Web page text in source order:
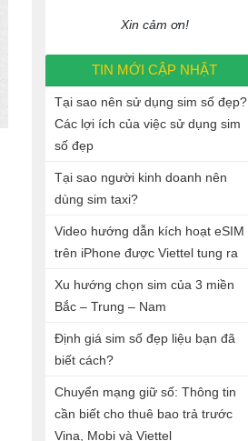
Xin cảm ơn!
TIN MỚI CẬP NHẬT
Tại sao nên sử dụng sim số đẹp?
Các lợi ích của việc sử dụng sim
số đẹp
Tại sao người kinh doanh nên
dùng sim taxi?
Video hướng dẫn kích hoạt eSIM
trên iPhone được Viettel tung ra
Xu hướng chọn sim của 3 miền
Bắc – Trung – Nam
Định giá sim số đẹp liệu bạn đã
biết cách?
Chuyển mạng giữ số: Thông tin
cần biết cho thuê bao trả trước
Vina, Mobi và Viettel